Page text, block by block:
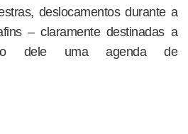
deslocamentos durante a
– claramente destinadas a
dele uma agenda de